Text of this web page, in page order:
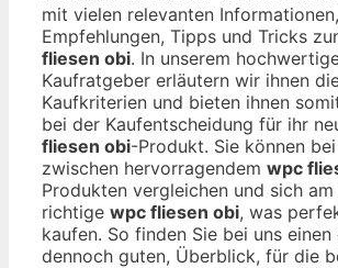
mit vielen relevanten Informationen,
Empfehlungen, Tipps und Tricks
fliesen obi. In unserem
Kaufratgeber erläutern wir ihnen
Kaufkriterien und bieten ihnen
bei der Kaufentscheidung für ihr
fliesen obi-Produkt. Sie können
zwischen hervorragendem wpc
Produkten vergleichen und sich am
richtige wpc fliesen obi, was
kaufen. So finden Sie bei uns
dennoch guten, Überblick, für die